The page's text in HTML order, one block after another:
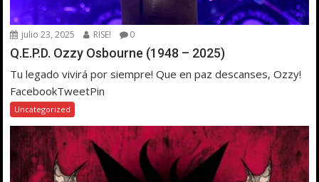
julio 23, 2025 RISE! 0
Q.E.P.D. Ozzy Osbourne (1948 – 2025)
Tu legado vivirá por siempre! Que en paz descanses, Ozzy!
FacebookTweetPin
Uncategorized